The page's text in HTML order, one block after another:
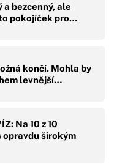
a bezcenný, ale
pokojíček pro…
končí. Mohla by
levnější…
Na 10 z 10
opravdu širokým